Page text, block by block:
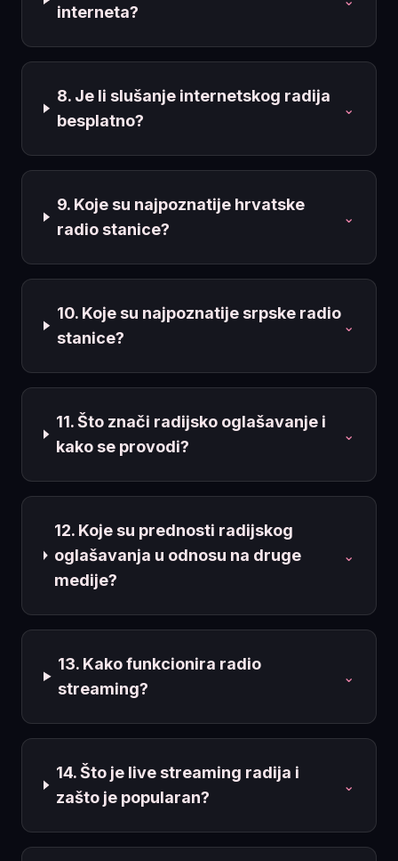
interneta?
8. Je li slušanje internetskog radija
besplatno?
⌄
9. Koje su najpoznatije hrvatske
radio stanice?
⌄
10. Koje su najpoznatije srpske radio
stanice?
⌄
11. Što znači radijsko oglašavanje i
kako se provodi?
⌄
12. Koje su prednosti radijskog
oglašavanja u odnosu na druge
medije?
⌄
13. Kako funkcionira radio
streaming?
⌄
14. Što je live streaming radija i
zašto je popularan?
⌄